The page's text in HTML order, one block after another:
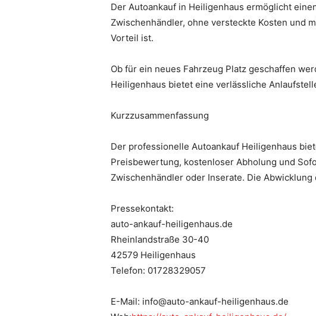
Der Autoankauf in Heiligenhaus ermöglicht
Zwischenhändler, ohne versteckte Kosten und
Vorteil ist.
Ob für ein neues Fahrzeug Platz geschaffen
Heiligenhaus bietet eine verlässliche
Kurzzusammenfassung
Der professionelle Autoankauf Heiligenhaus
Preisbewertung, kostenloser Abholung und
Zwischenhändler oder Inserate. Die
Pressekontakt:
auto-ankauf-heiligenhaus.de
Rheinlandstraße 30-40
42579 Heiligenhaus
Telefon: 01728329057
E-Mail: info@auto-ankauf-heiligenhaus.de